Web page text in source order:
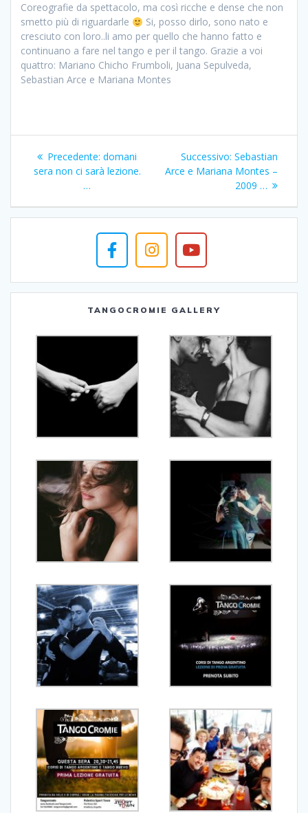
Coreografie da spettacolo, ma così ricche e dense che non
smetto più di riguardarle
Si, posso dirlo, sono nato e
cresciuto con loro..li amo per quello che hanno fatto e
continuano a fare nel tango e per il tango. Grazie a voi
quattro: Mariano Chicho Frumboli, Juana Sepulveda,
Sebastian Arce e Mariana Montes
Navigazione
articoli
Precedente: Articolo
precedente:
domani
sera non ci sarà lezione.
…
Successivo: Articolo
successivo:
Sebastian
Arce e Mariana Montes –
2009 …
TANGOCROMIE GALLERY